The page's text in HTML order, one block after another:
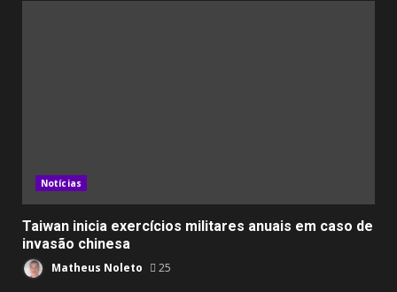
Notícias
Taiwan inicia exercícios militares anuais em caso de
invasão chinesa
Matheus Noleto 25